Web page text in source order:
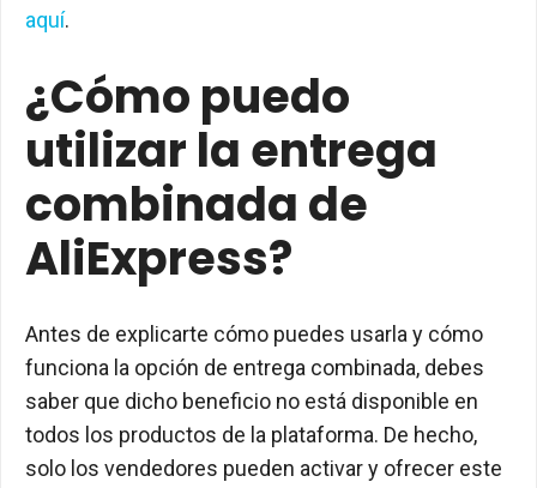
aquí.
¿Cómo puedo
utilizar la entrega
combinada de
AliExpress?
Antes de explicarte cómo puedes usarla y cómo
funciona la opción de entrega combinada, debes
saber que dicho beneficio no está disponible en
todos los productos de la plataforma. De hecho,
solo los vendedores pueden activar y ofrecer este